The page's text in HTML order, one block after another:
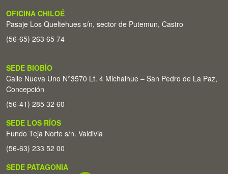
OFICINA CHILOÉ
Pasaje Los Queltehues s/n, sector de Putemun, Castro
(56-65) 263 65 74
SEDE BIOBÍO
Calle Nueva Uno N°3570 Lt. 4 Michaihue – San Pedro de La Paz,
Concepción
(56-41) 285 32 60
SEDE LOS RÍOS
Fundo Teja Norte s/n. Valdivia
(56-63) 233 52 00
SEDE PATAGONIA